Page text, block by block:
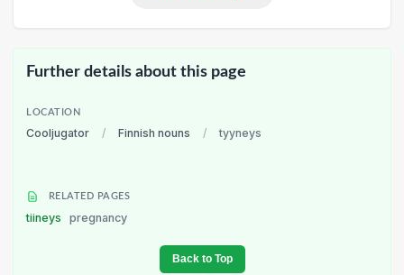
Further details about this page
LOCATION
Cooljugator / Finnish nouns / tyyneys
RELATED PAGES
tiineys pregnancy
Back to Top